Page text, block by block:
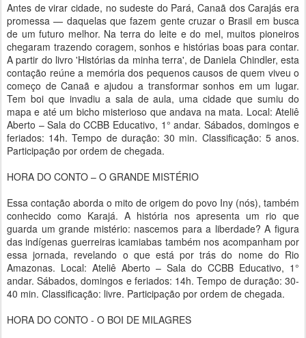
Antes de virar cidade, no sudeste do Pará, Canaã dos Carajás era
promessa — daquelas que fazem gente cruzar o Brasil em busca
de um futuro melhor. Na terra do leite e do mel, muitos pioneiros
chegaram trazendo coragem, sonhos e histórias boas para contar.
A partir do livro 'Histórias da minha terra', de Daniela Chindler, esta
contação reúne a memória dos pequenos causos de quem viveu o
começo de Canaã e ajudou a transformar sonhos em um lugar.
Tem boi que invadiu a sala de aula, uma cidade que sumiu do
mapa e até um bicho misterioso que andava na mata. Local: Ateliê
Aberto – Sala do CCBB Educativo, 1° andar. Sábados, domingos e
feriados: 14h. Tempo de duração: 30 min. Classificação: 5 anos.
Participação por ordem de chegada.
HORA DO CONTO – O GRANDE MISTÉRIO
Essa contação aborda o mito de origem do povo Iny (nós), também
conhecido como Karajá. A história nos apresenta um rio que
guarda um grande mistério: nascemos para a liberdade? A figura
das indígenas guerreiras icamiabas também nos acompanham por
essa jornada, revelando o que está por trás do nome do Rio
Amazonas. Local: Ateliê Aberto – Sala do CCBB Educativo, 1°
andar. Sábados, domingos e feriados: 14h. Tempo de duração: 30-
40 min. Classificação: livre. Participação por ordem de chegada.
HORA DO CONTO - O BOI DE MILAGRES